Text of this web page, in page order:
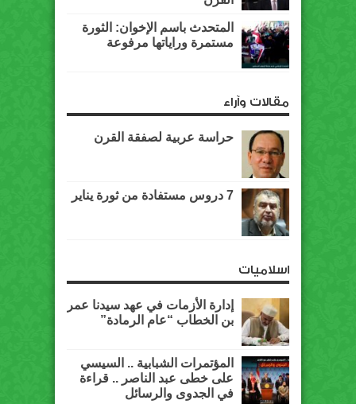
المتحدث باسم الإخوان: الثورة
مستمرة وراياتها مرفوعة
مقالات وآراء
حراسة عربية لصفقة القرن
7 دروس مستفادة من ثورة يناير
اسلاميات
إدارة الأزمات في عهد سيدنا عمر
بن الخطاب “عام الرمادة”
المؤتمرات الشبابية .. السيسي
على خطى عبد الناصر .. قراءة
في الجدوى والرسائل